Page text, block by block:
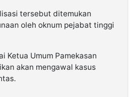
tersebut ditemukan
oleh oknum pejabat tinggi
Ketua Umum Pamekasan
akan mengawal kasus